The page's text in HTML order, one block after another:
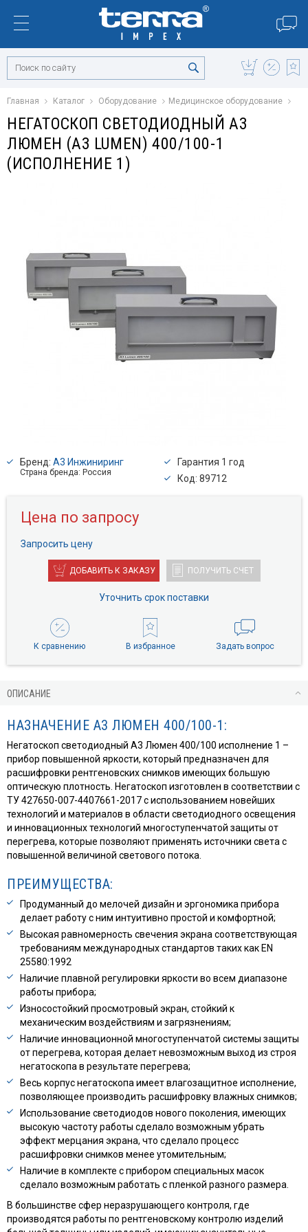
Главная Каталог Оборудование Медицинское оборудование
НЕГАТОСКОП СВЕТОДИОДНЫЙ А3
ЛЮМЕН (A3 LUMEN) 400/100-1
(ИСПОЛНЕНИЕ 1)
Бренд: А3 Инжиниринг
Страна бренда: Россия
Гарантия 1 год
Код: 89712
Цена по запросу
Запросить цену
ДОБАВИТЬ К ЗАКАЗУ ПОЛУЧИТЬ СЧЕТ
Уточнить срок поставки
К сравнению В избранное Задать вопрос
ОПИСАНИЕ
НАЗНАЧЕНИЕ А3 ЛЮМЕН 400/100-1:
Негатоскоп светодиодный A3 Люмен 400/100 исполнение 1 –
прибор повышенной яркости, который предназначен для
расшифровки рентгеновских снимков имеющих большую
оптическую плотность. Негатоскоп изготовлен в соответствии с
ТУ 427650-007-4407661-2017 с использованием новейших
технологий и материалов в области светодиодного освещения
и инновационных технологий многоступенчатой защиты от
перегрева, которые позволяют применять источники света с
повышенной величиной светового потока.
ПРЕИМУЩЕСТВА:
Продуманный до мелочей дизайн и эргономика прибора
делает работу с ним интуитивно простой и комфортной;
Высокая равномерность свечения экрана соответствующая
требованиям международных стандартов таких как EN
25580:1992
Наличие плавной регулировки яркости во всем диапазоне
работы прибора;
Износостойкий просмотровый экран, стойкий к
механическим воздействиям и загрязнениям;
Наличие инновационной многоступенчатой системы защиты
от перегрева, которая делает невозможным выход из строя
негатоскопа в результате перегрева;
Весь корпус негатоскопа имеет влагозащитное исполнение,
позволяющее производить расшифровку влажных снимков;
Использование светодиодов нового поколения, имеющих
высокую частоту работы сделало возможным убрать
эффект мерцания экрана, что сделало процесс
расшифровки снимков менее утомительным;
Наличие в комплекте с прибором специальных масок
сделало возможным работать с пленкой разного размера.
В большинстве сфер неразрушающего контроля, где
производятся работы по рентгеновскому контролю изделий